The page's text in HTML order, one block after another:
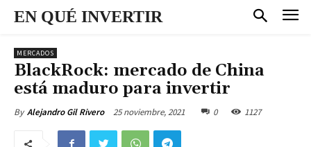
EN QUÉ INVERTIR
MERCADOS
BlackRock: mercado de China
está maduro para invertir
By Alejandro Gil Rivero 25 noviembre, 2021 0 1127